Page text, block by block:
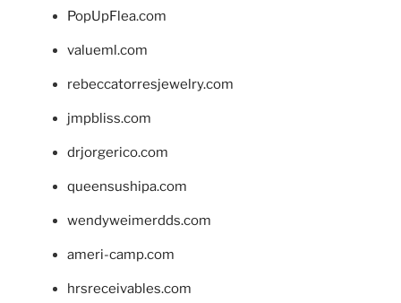
PopUpFlea.com
valueml.com
rebeccatorresjewelry.com
jmpbliss.com
drjorgerico.com
queensushipa.com
wendyweimerdds.com
ameri-camp.com
hrsreceivables.com